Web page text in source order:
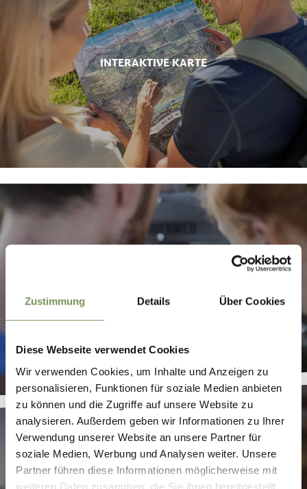
Zustimmung Details Über Cookies
Diese Webseite verwendet Cookies
Wir verwenden Cookies, um Inhalte und Anzeigen zu
personalisieren, Funktionen für soziale Medien anbieten
zu können und die Zugriffe auf unsere Website zu
analysieren. Außerdem geben wir Informationen zu Ihrer
Verwendung unserer Website an unsere Partner für
soziale Medien, Werbung und Analysen weiter. Unsere
Partner führen diese Informationen möglicherweise mit
weiteren Daten zusammen, die Sie ihnen bereitgestellt
INTERAKTIVE KARTE